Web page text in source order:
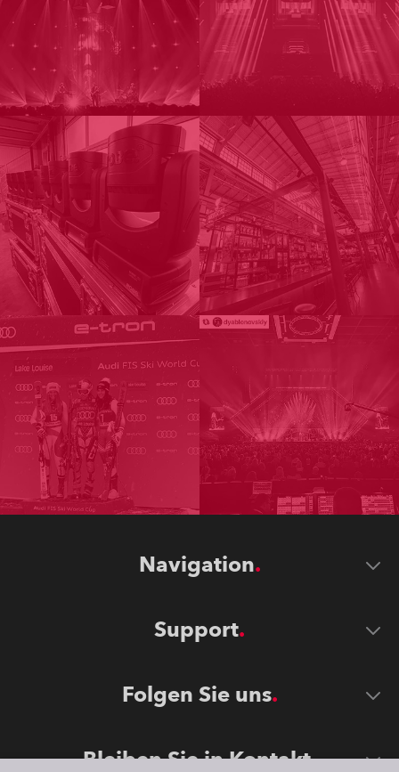
Navigation
Support
Folgen Sie uns
Bleiben Sie in Kontakt